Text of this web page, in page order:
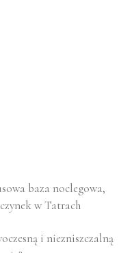
baza noclegowa,
w Tatrach
i niezniszczalną